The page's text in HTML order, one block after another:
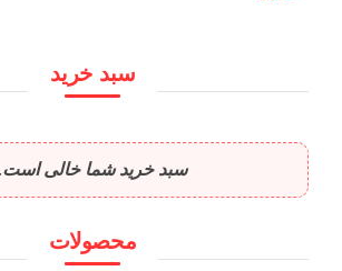
سبد خرید
سبد خرید شما خالی
محصولات